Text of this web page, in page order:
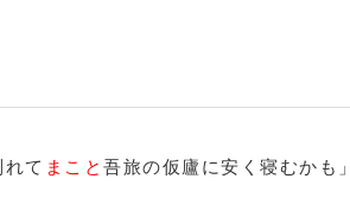
れて まこと 吾旅の仮廬に安く寝むかも」